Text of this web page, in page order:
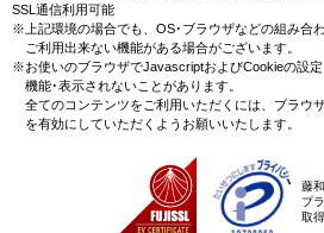
SSL通信利用可能
※上記環境の場合でも、OS･ブラウザなどの組み合
ご利用出来ない機能がある場合がございます。
※お使いのブラウザでJavascriptおよびCookieの設
機能･表示されないことがあります。
全てのコンテンツをご利用いただくには、ブラウ
を有効にしていただくようお願いいたします。
藤
プ
取